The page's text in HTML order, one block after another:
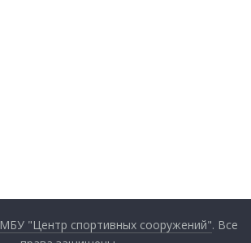
МБУ "Центр спортивных сооружений". Все